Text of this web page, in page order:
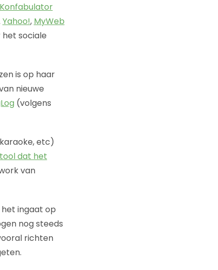
Konfabulator
Yahoo!, MyWeb
sociale
is op haar
nieuwe
(volgens
etc)
dat het
van
ingaat op
nog steeds
richten